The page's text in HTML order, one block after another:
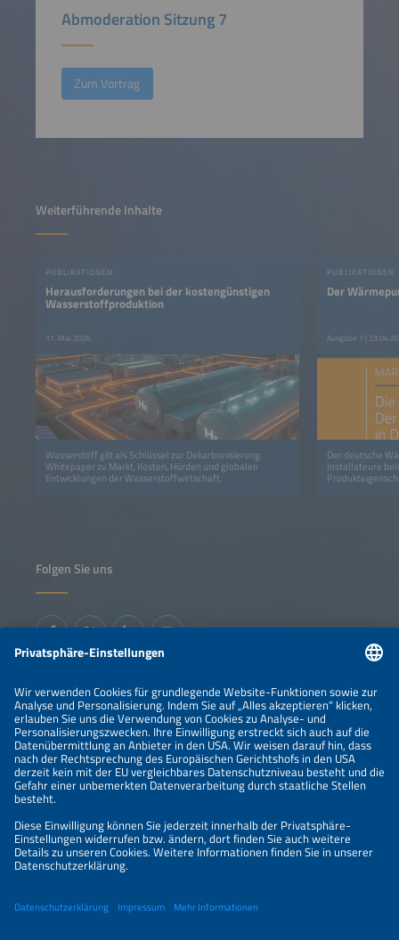
Abmoderation Sitzung 7
Zum Vortrag
Weiterführende Inhalte
PUBLIKATIONEN
Herausforderungen bei der kostengünstigen
Wasserstoffproduktion
11. Mai 2026
Wasserstoff gilt als Schlüssel zur Dekarbonisierung.
Whitepaper zu Markt, Kosten, Hürden und globalen
Entwicklungen der Wasserstoffwirtschaft.
PUBLIKATIONEN
Der
Ausgabe 1 |
Der deutsche
Installateure
Folgen Sie uns
Informationen
IMPRESSUM
KONTAKT
ÜBER UNS
VERANSTALTER
PREISÜBERSICHT